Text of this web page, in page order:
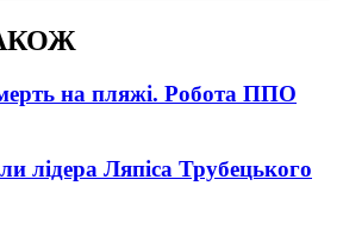
на пляжі. Робота ППО
лідера Ляпіса Трубецького